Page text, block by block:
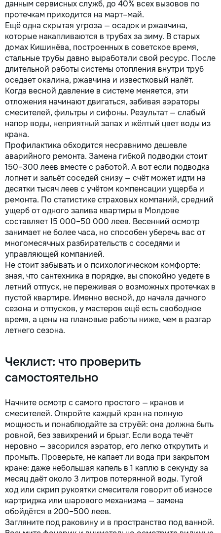
данным сервисных служб, до 40% всех вызовов по
протечкам приходится на март–май.
Ещё одна скрытая угроза — осадок и ржавчина,
которые накапливаются в трубах за зиму. В старых
домах Кишинёва, построенных в советское время,
стальные трубы давно выработали свой ресурс. После
длительной работы системы отопления внутри труб
оседает окалина, ржавчина и известковый налёт.
Когда весной давление в системе меняется, эти
отложения начинают двигаться, забивая аэраторы
смесителей, фильтры и сифоны. Результат — слабый
напор воды, неприятный запах и жёлтый цвет воды из
крана.
Профилактика обходится несравнимо дешевле
аварийного ремонта. Замена гибкой подводки стоит
150–300 леев вместе с работой. А вот если подводка
лопнет и зальёт соседей снизу — счёт может идти на
десятки тысяч леев с учётом компенсации ущерба и
ремонта. По статистике страховых компаний, средний
ущерб от одного залива квартиры в Молдове
составляет 15 000–50 000 леев. Весенний осмотр
занимает не более часа, но способен уберечь вас от
многомесячных разбирательств с соседями и
управляющей компанией.
Не стоит забывать и о психологическом комфорте:
зная, что сантехника в порядке, вы спокойно уедете в
летний отпуск, не переживая о возможных протечках в
пустой квартире. Именно весной, до начала дачного
сезона и отпусков, у мастеров ещё есть свободное
время, а цены на плановые работы ниже, чем в разгар
летнего сезона.
Чеклист: что проверить
самостоятельно
Начните осмотр с самого простого — кранов и
смесителей. Откройте каждый кран на полную
мощность и понаблюдайте за струёй: она должна быть
ровной, без завихрений и брызг. Если вода течёт
неровно — засорился аэратор, его легко открутить и
промыть. Проверьте, не капает ли вода при закрытом
кране: даже небольшая капель в 1 каплю в секунду за
месяц даёт около 3 литров потерянной воды. Тугой
ход или скрип рукоятки смесителя говорит об износе
картриджа или шарового механизма — замена
обойдётся в 200–500 леев.
Загляните под раковину и в пространство под ванной.